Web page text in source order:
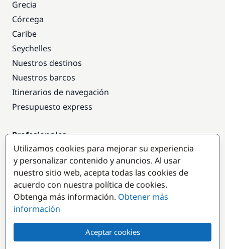
Grecia
Córcega
Caribe
Seychelles
Nuestros destinos
Nuestros barcos
Itinerarios de navegación
Presupuesto express
Profesionales
Acceso empresas
Colaborar como empresa
Destinos populares
Utilizamos cookies para mejorar su experiencia
y personalizar contenido y anuncios. Al usar
nuestro sitio web, acepta todas las cookies de
acuerdo con nuestra política de cookies.
Obtenga más información. Obtener más
información
Aceptar cookies